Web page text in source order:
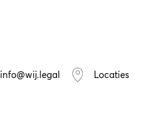
info@wij.legal Locaties